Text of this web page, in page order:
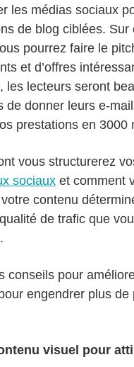
les médias sociaux
de blog ciblées. Sur
pourrez faire le
et d’offres
les lecteurs seront
de donner leurs e-
prestations en 3000
vous structurerez
sociaux et comment
contenu
de trafic que
conseils pour
engendrer plus de
visuel pour